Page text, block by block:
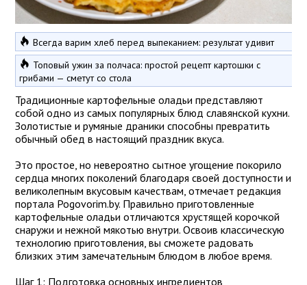
Всегда варим хлеб перед выпеканием: результат удивит
Топовый ужин за полчаса: простой рецепт картошки с
грибами — сметут со стола
Традиционные картофельные оладьи представляют
собой одно из самых популярных блюд славянской кухни.
Золотистые и румяные драники способны превратить
обычный обед в настоящий праздник вкуса.
Это простое, но невероятно сытное угощение покорило
сердца многих поколений благодаря своей доступности и
великолепным вкусовым качествам, отмечает редакция
портала Pogovorim.by. Правильно приготовленные
картофельные оладьи отличаются хрустящей корочкой
снаружи и нежной мякотью внутри. Освоив классическую
технологию приготовления, вы сможете радовать
близких этим замечательным блюдом в любое время.
Шаг 1: Подготовка основных ингредиентов